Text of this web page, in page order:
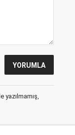
yazılmamış,